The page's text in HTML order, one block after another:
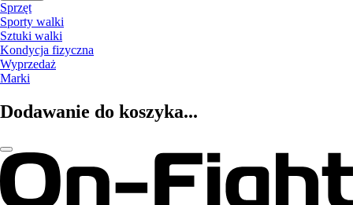
Sprzęt
Sporty walki
Sztuki walki
Kondycja fizyczna
Wyprzedaż
Marki
Dodawanie do koszyka...